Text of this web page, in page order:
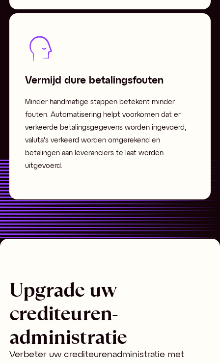
Vermijd dure betalingsfouten
Minder handmatige stappen betekent minder
fouten. Automatisering helpt voorkomen dat er
verkeerde betalingsgegevens worden ingevoerd,
valuta's verkeerd worden omgerekend en
betalingen aan leveranciers te laat worden
uitgevoerd.
Upgrade uw
crediteuren-
administratie
Verbeter uw crediteurenadministratie met